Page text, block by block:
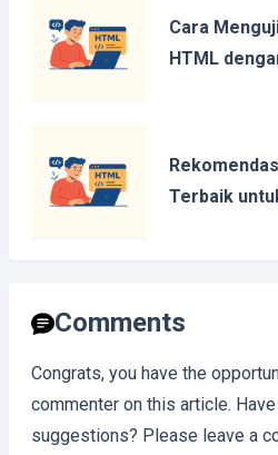
Cara
HTML
Terbaik
Comments
Congrats, you have the
commenter on this article.
suggestions? Please leave a